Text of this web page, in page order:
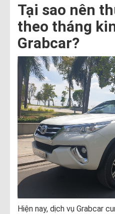
Tại sao nên
theo tháng
Grabcar?
Hiện nay, dịch vụ Grabcar